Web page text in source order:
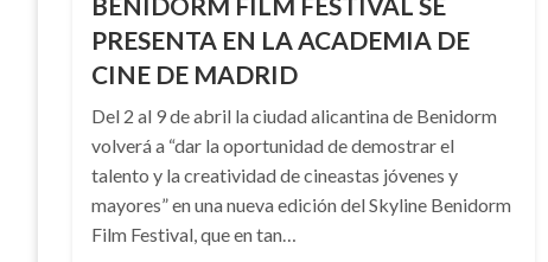
PRESENTA EN LA ACADEMIA DE
CINE DE MADRID
Del 2 al 9 de abril la ciudad alicantina de Benidorm
volverá a “dar la oportunidad de demostrar el
talento y la creatividad de cineastas jóvenes y
mayores” en una nueva edición del Skyline Benidorm
Film Festival, que en tan…